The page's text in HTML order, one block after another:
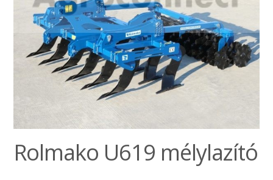
Rolmako U619 mélylazító